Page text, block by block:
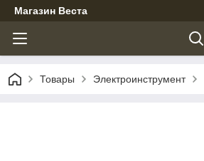
Магазин Веста
Товары Электроинструмент